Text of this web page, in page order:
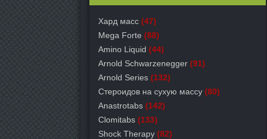
Хард масс (47)
Mega Forte (88)
Amino Liquid (44)
Arnold Schwarzenegger (91)
Arnold Series (132)
Стероидов на сухую массу (80)
Anastrotabs (142)
Clomitabs (133)
Shock Therapy (82)